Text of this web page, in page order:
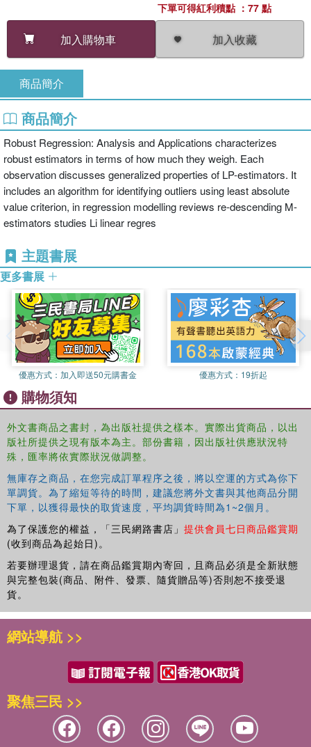
加入購物車 加入收藏
下單可得紅利積點 ：77 點
商品簡介
商品簡介
Robust Regression: Analysis and Applications characterizes
robust estimators in terms of how much they weigh. Each
observation discusses generalized properties of LP-estimators. It
includes an algorithm for identifying outliers using least absolute
value criterion, in regression modelling reviews re-descending M-
estimators studies Li linear regres
主題書展
更多書展
優惠方式： 加入即送50元購書金 優惠方式： 19折起
購物須知
外文書商品之書封，為出版社提供之樣本。實際出貨商品，以出
版社所提供之現有版本為主。部份書籍，因出版社供應狀況特
殊，匯率將依實際狀況做調整。
無庫存之商品，在您完成訂單程序之後，將以空運的方式為你下
單調貨。為了縮短等待的時間，建議您將外文書與其他商品分開
下單，以獲得最快的取貨速度，平均調貨時間為1~2個月。
為了保護您的權益，「三民網路書店」 提供會員七日商品鑑賞期
(收到商品為起始日)。
若要辦理退貨，請在商品鑑賞期內寄回，且商品必須是全新狀態
與完整包裝(商品、附件、發票、隨貨贈品等)否則恕不接受退
貨。
網站導航 >>
聚焦三民 >>